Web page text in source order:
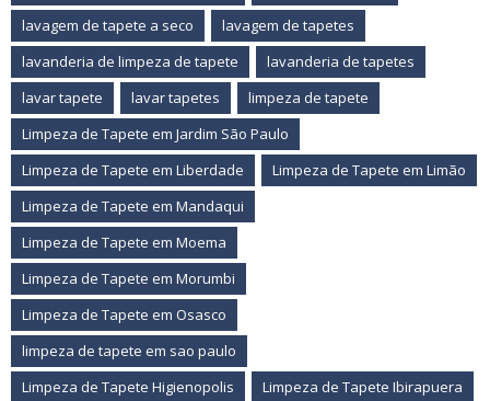
lavagem de tapete a seco
lavagem de tapetes
lavanderia de limpeza de tapete
lavanderia de tapetes
lavar tapete
lavar tapetes
limpeza de tapete
Limpeza de Tapete em Jardim São Paulo
Limpeza de Tapete em Liberdade
Limpeza de Tapete em Limão
Limpeza de Tapete em Mandaqui
Limpeza de Tapete em Moema
Limpeza de Tapete em Morumbi
Limpeza de Tapete em Osasco
limpeza de tapete em sao paulo
Limpeza de Tapete Higienopolis
Limpeza de Tapete Ibirapuera